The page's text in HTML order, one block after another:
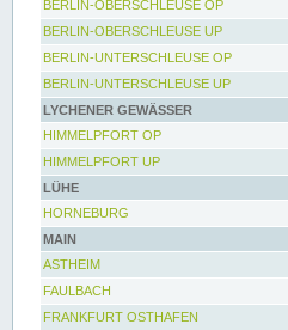
BERLIN-OBERSCHLEUSE OP
BERLIN-OBERSCHLEUSE UP
BERLIN-UNTERSCHLEUSE OP
BERLIN-UNTERSCHLEUSE UP
LYCHENER GEWÄSSER
HIMMELPFORT OP
HIMMELPFORT UP
LÜHE
HORNEBURG
MAIN
ASTHEIM
FAULBACH
FRANKFURT OSTHAFEN